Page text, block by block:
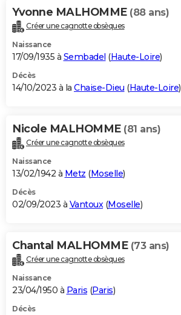
Yvonne MALHOMME (88 ans)
Créer une cagnotte obsèques
Naissance
17/09/1935 à Sembadel (Haute-Loire)
Décès
14/10/2023 à la Chaise-Dieu (Haute-Loire)
Nicole MALHOMME (81 ans)
Créer une cagnotte obsèques
Naissance
13/02/1942 à Metz (Moselle)
Décès
02/09/2023 à Vantoux(Moselle)
Chantal MALHOMME (73 ans)
Créer une cagnotte obsèques
Naissance
23/04/1950 à Paris (Paris)
Décès